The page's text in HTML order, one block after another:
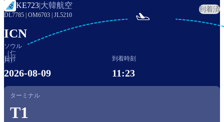
KE723|大韓航空
DL7785 OM6703 JL5210
到着済
ICN
ソウル
（仁
川）

日付
2026-08-09
到着時刻
11:23
ターミナル
T1